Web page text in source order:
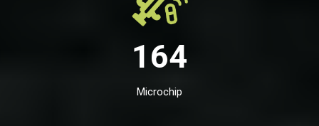
164
Microchip